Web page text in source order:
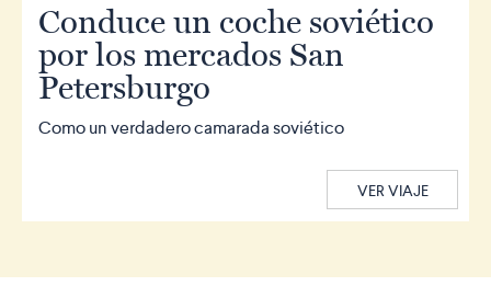
Conduce un coche soviético
por los mercados San
Petersburgo
Como un verdadero camarada soviético
VER VIAJE